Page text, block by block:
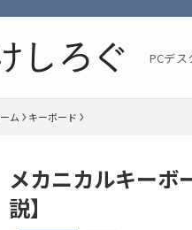
PCデ
ム キーボード
メカニカルキーボ
説】